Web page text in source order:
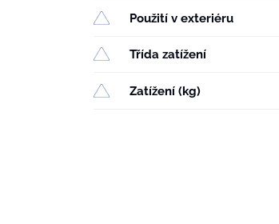
Použití v exteriéru
Třída zatížení
Zatížení (kg)